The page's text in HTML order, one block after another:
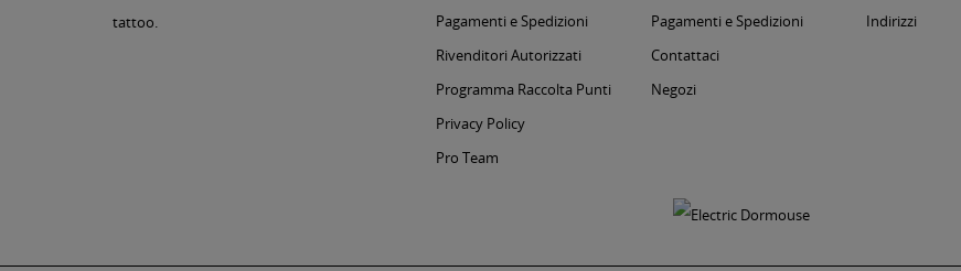
tattoo.
Pagamenti e Spedizioni
Rivenditori Autorizzati
Programma Raccolta Punti
Privacy Policy
Pro Team
Pagamenti e Spedizioni
Contattaci
Negozi
Indirizzi